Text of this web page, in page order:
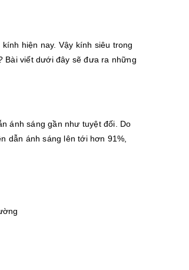
hiện nay. Vậy kính siêu trong
Bài viết dưới đây sẽ đưa ra những
ánh sáng gần như tuyệt đối. Do
dẫn ánh sáng lên tới hơn 91%,